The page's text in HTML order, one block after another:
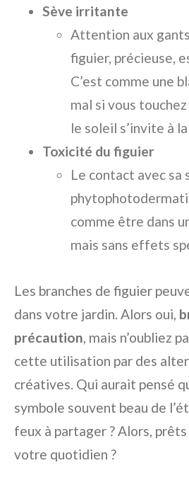
Sève irritante
Attention aux
figuier, précieuse,
C’est comme une
mal si vous
le soleil s’invite à
Toxicité du figuier
Le contact avec sa
comme être dans
mais sans effets
Les branches de figuier
dans votre jardin. Alors oui,
précaution, mais n’oubliez
cette utilisation par des
créatives. Qui aurait pensé
symbole souvent beau de
feux à partager ? Alors,
votre quotidien ?